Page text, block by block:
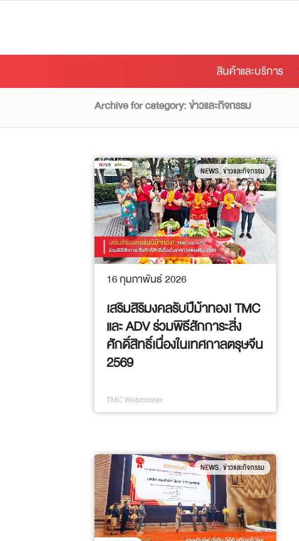
สินค้าและบริการ
Archive for category: ข่าวและกิจกรรม
NEWS,ข่าวและกิจกรรม
16 กุมภาพันธ์ 2026
เสริมสิริมงคลรับปีม้าทอง! TMC
และ ADV ร่วมพิธีสักการะสิ่ง
ศักดิ์สิทธิ์เนื่องในเทศกาลตรุษจีน
2569
TMC Webmaster
NEWS,ข่าวและกิจกรรม